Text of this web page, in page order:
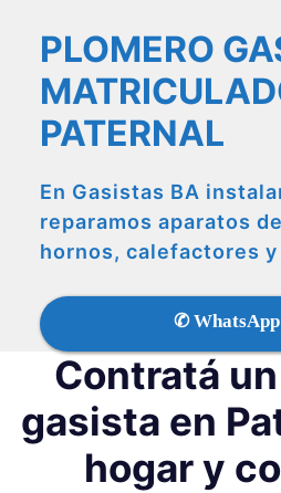
PLOMERO
PATERNAL
En Gasistas BA
reparamos aparatos
hornos, calefactores y
✆ WhatsApp
Contratá
gasista en
hogar y